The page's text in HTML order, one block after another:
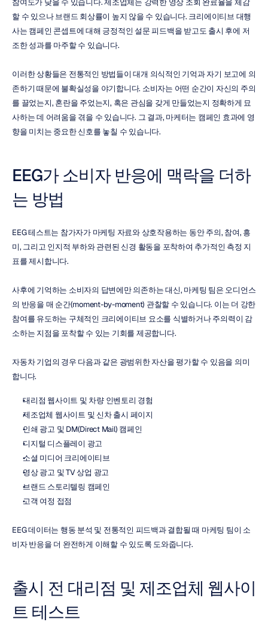
참여도가 낮을 수 있습니다. 제조업체는 강력한 영상 조회 완료율을 체감
할 수 있으나 브랜드 회상률이 높지 않을 수 있습니다. 크리에이티브 대행
사는 캠페인 콘셉트에 대해 긍정적인 설문 피드백을 받고도 출시 후에 저
조한 성과를 마주할 수 있습니다.
이러한 상황들은 전통적인 방법들이 대개 의식적인 기억과 자기 보고에 의
존하기 때문에 불확실성을 야기합니다. 소비자는 어떤 순간이 자신의 주의
를 끌었는지, 혼란을 주었는지, 혹은 관심을 갖게 만들었는지 정확하게 묘
사하는 데 어려움을 겪을 수 있습니다. 그 결과, 마케터는 캠페인 효과에 영
향을 미치는 중요한 신호를 놓칠 수 있습니다.
EEG가 소비자 반응에 맥락을 더하
는 방법
EEG 테스트는 참가자가 마케팅 자료와 상호작용하는 동안 주의, 참여, 흥
미, 그리고 인지적 부하와 관련된 신경 활동을 포착하여 추가적인 측정 지
표를 제시합니다.
사후에 기억하는 소비자의 답변에만 의존하는 대신, 마케팅 팀은 오디언스
의 반응을 매 순간(moment-by-moment) 관찰할 수 있습니다. 이는 더 강한
참여를 유도하는 구체적인 크리에이티브 요소를 식별하거나 주의력이 감
소하는 지점을 포착할 수 있는 기회를 제공합니다.
자동차 기업의 경우 다음과 같은 광범위한 자산을 평가할 수 있음을 의미
합니다.
대리점 웹사이트 및 차량 인벤토리 경험
제조업체 웹사이트 및 신차 출시 페이지
인쇄 광고 및 DM(Direct Mail) 캠페인
디지털 디스플레이 광고
소셜 미디어 크리에이티브
영상 광고 및 TV 상업 광고
브랜드 스토리텔링 캠페인
고객 여정 접점
EEG 데이터는 행동 분석 및 전통적인 피드백과 결합될 때 마케팅 팀이 소
비자 반응을 더 완전하게 이해할 수 있도록 도와줍니다.
출시 전 대리점 및 제조업체 웹사이
트 테스트